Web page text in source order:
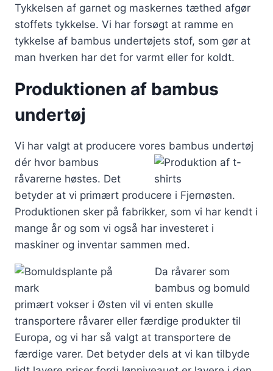
Tykkelsen af garnet og maskernes tæthed afgør
stoffets tykkelse. Vi har forsøgt at ramme en
tykkelse af bambus undertøjets stof, som gør at
man hverken har det for varmt eller for koldt.
Produktionen af bambus
undertøj
Vi har valgt at producere vores bambus undertøj
dér hvor bambus
råvarerne høstes. Det
betyder at vi primært producere i Fjernøsten.
Produktionen sker på fabrikker, som vi har kendt i
mange år og som vi også har investeret i
maskiner og inventar sammen med.
Da råvarer som
bambus og bomuld
primært vokser i Østen vil vi enten skulle
transportere råvarer eller færdige produkter til
Europa, og vi har så valgt at transportere de
færdige varer. Det betyder dels at vi kan tilbyde